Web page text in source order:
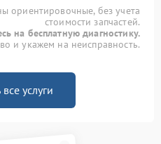
ориентировочные, без учета
стоимости запчастей.
на бесплатную диагностику.
и укажем на неисправность.
услуги